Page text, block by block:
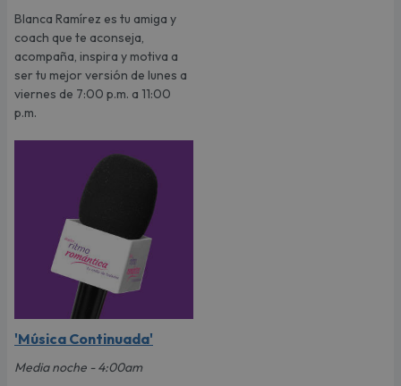
Blanca Ramírez es tu amiga y
coach que te aconseja,
acompaña, inspira y motiva a
ser tu mejor versión de lunes a
viernes de 7:00 p.m. a 11:00
p.m.
'Música Continuada'
Media noche - 4:00am